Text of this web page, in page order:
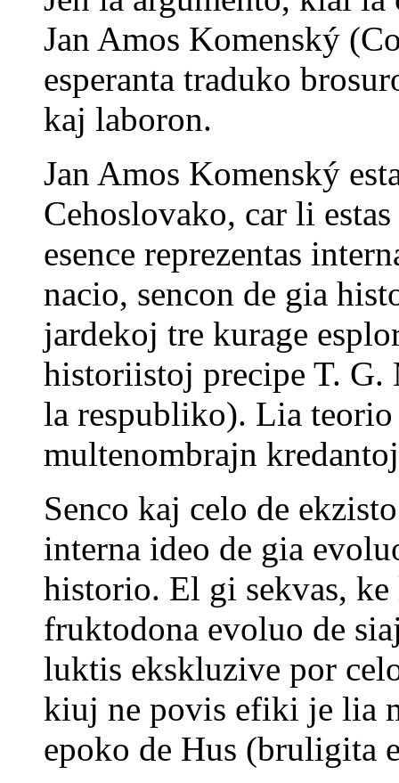
Jan Amos Komenský
esperanta traduko
kaj laboron.
Jan Amos Komenský
Cehoslovako, car li
esence reprezentas
nacio, sencon de gia
jardekoj tre kurage
historiistoj precipe T. G.
la respubliko). Lia
multenombrajn
Senco kaj celo de
interna ideo de gia
historio. El gi sekvas,
fruktodona evoluo de
luktis ekskluzive por
kiuj ne povis efiki je lia
epoko de Hus (bruligita